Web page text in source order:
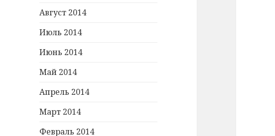
Август 2014
Июль 2014
Июнь 2014
Май 2014
Апрель 2014
Март 2014
Февраль 2014